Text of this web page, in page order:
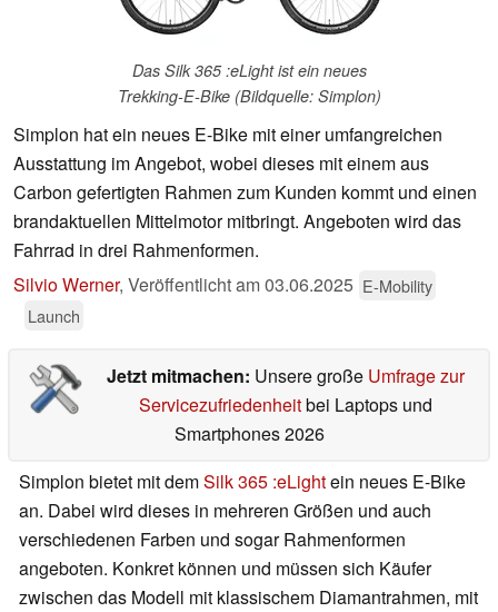
Das Silk 365 :eLight ist ein neues
Trekking-E-Bike (Bildquelle: Simplon)
Simplon hat ein neues E-Bike mit einer umfangreichen
Ausstattung im Angebot, wobei dieses mit einem aus
Carbon gefertigten Rahmen zum Kunden kommt und einen
brandaktuellen Mittelmotor mitbringt. Angeboten wird das
Fahrrad in drei Rahmenformen.
Silvio Werner, Veröffentlicht am03.06.2025 E-Mobility
Launch
Jetzt mitmachen: Unsere große Umfrage zur
Servicezufriedenheitbei Laptops und
Smartphones 2026
Simplon bietet mit demSilk 365 :eLightein neues E-Bike
an. Dabei wird dieses in mehreren Größen und auch
verschiedenen Farben und sogar Rahmenformen
angeboten. Konkret können und müssen sich Käufer
zwischen das Modell mit klassischem Diamantrahmen, mit